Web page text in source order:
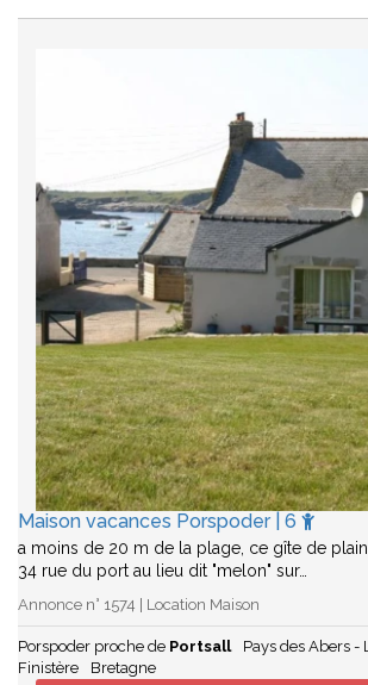
Maison vacances Porspoder | 6
a moins de 20 m de la plage, ce gîte de
34 rue du port au lieu dit "melon" sur…
Annonce n° 1574 | Location Maison
Porspoder proche de Portsall
Pays des Abers -
Finistère
Bretagne